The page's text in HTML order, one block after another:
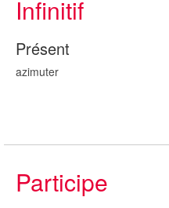
Infinitif
Présent
azimuter
Participe